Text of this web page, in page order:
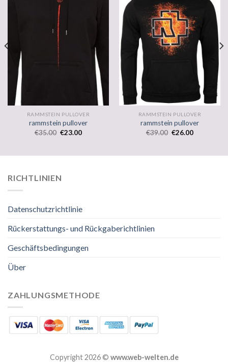
RAMMSTEIN PULLOVER
rammstein pullover
€35.00 €23.00
RAMMSTEIN PULLOVER
rammstein pullover
€39.00 €26.00
RICHTLINIEN
Datenschutzrichtlinie
Rückerstattungs- und Rückgaberichtlinien
Geschäftsbedingungen
Über
ZAHLUNGSMETHODE
Copyright 2026 © www.web-welten.de